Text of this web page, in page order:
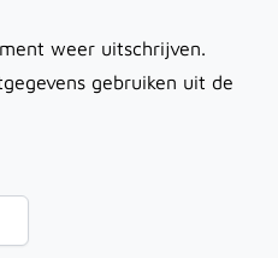
weer uitschrijven.
gebruiken uit de